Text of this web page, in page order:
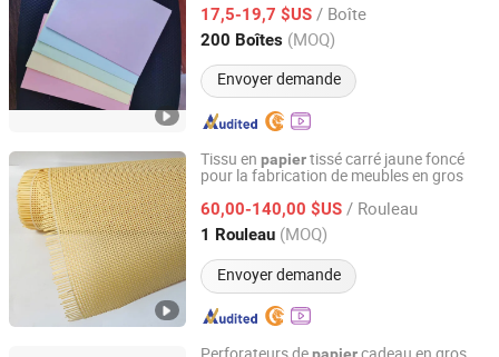
17,5-19,7 $US / Boîte
200 Boîtes (MOQ)
Envoyer demande
Shandong, China Depuis 2021
Tissu en papiertissé carré jaune foncé
pour la fabrication de meubles en gros
60,00-140,00 $US / Rouleau
1 Rouleau (MOQ)
Envoyer demande
Foshan Nanhai Sansongzhai Weaving Processing Factory
Guangdong, China Depuis 2026